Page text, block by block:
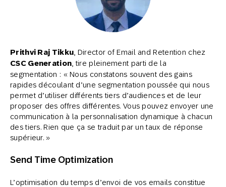
Prithvi Raj Tikku , Director of Email and Retention chez
CSC Generation , tire pleinement parti de la
segmentation : « Nous constatons souvent des gains
rapides découlant d’une segmentation poussée qui nous
permet d’utiliser différents tiers d’audiences et de leur
proposer des offres différentes. Vous pouvez envoyer une
communication à la personnalisation dynamique à chacun
des tiers. Rien que ça se traduit par un taux de réponse
supérieur. »
Send Time Optimization
L’optimisation du temps d’envoi de vos emails constitue